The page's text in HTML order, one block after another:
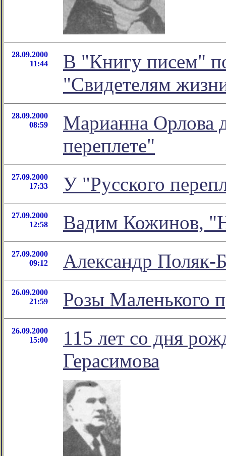
28.09.2000
11:44
В "Книгу писем"
"Свидетелям
28.09.2000
08:59
Марианна Орлова
переплете"
27.09.2000
17:33
У "Русского
27.09.2000
12:58
Вадим Кожинов,
27.09.2000
09:12
Александр
26.09.2000
21:59
Розы Маленького
26.09.2000
15:00
115 лет со дня
Герасимова